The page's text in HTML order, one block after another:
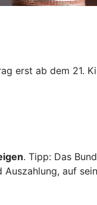
erst ab dem 21.
. Tipp: Das
auf